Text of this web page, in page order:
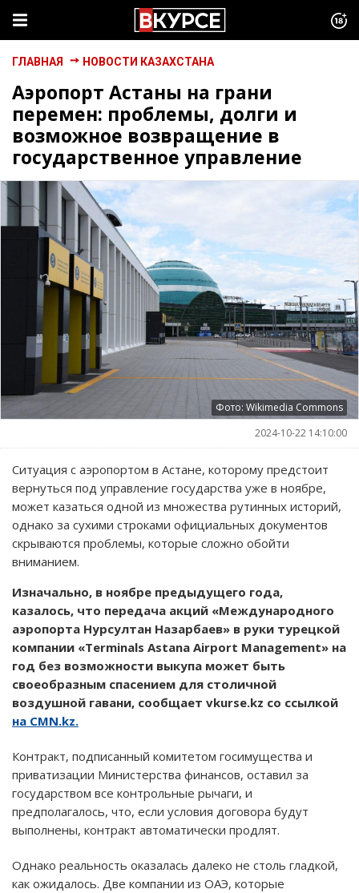
ГЛАВНАЯ НОВОСТИ КАЗАХСТАНА
Аэропорт Астаны на грани
перемен: проблемы, долги и
возможное возвращение в
государственное управление
Фото: Wikimedia Commons
2024-10-22 14:10:00
Ситуация с аэропортом в Астане, которому предстоит
вернуться под управление государства уже в ноябре,
может казаться одной из множества рутинных историй,
однако за сухими строками официальных документов
скрываются проблемы, которые сложно обойти
вниманием.
Изначально, в ноябре предыдущего года,
казалось, что передача акций «Международного
аэропорта Нурсултан Назарбаев» в руки турецкой
компании «Terminals Astana Airport Management» на
год без возможности выкупа может быть
своеобразным спасением для столичной
воздушной гавани, сообщает vkurse.kz со ссылкой
на CMN.kz.
Контракт, подписанный комитетом госимущества и
приватизации Министерства финансов, оставил за
государством все контрольные рычаги, и
предполагалось, что, если условия договора будут
выполнены, контракт автоматически продлят.
Однако реальность оказалась далеко не столь гладкой,
как ожидалось. Две компании из ОАЭ, которые